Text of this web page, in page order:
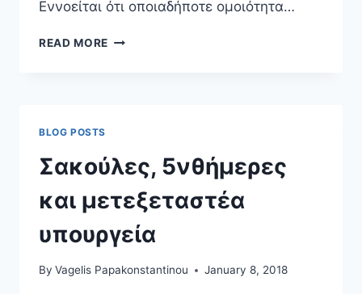
Εννοείται ότι οποιαδήποτε ομοιότητα…
READ MORE
STARTUPPER
BLOG POSTS
Σακούλες, 5νθήμερες
και μετεξεταστέα
υπουργεία
By Vagelis Papakonstantinou January 8, 2018